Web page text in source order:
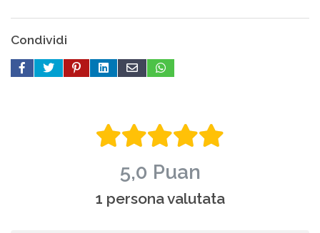
Condividi
5,0 Puan
1 persona valutata